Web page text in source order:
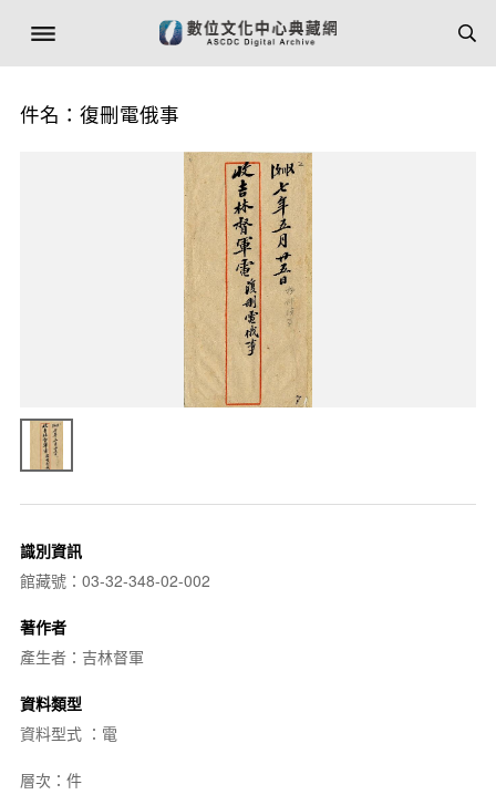
件名：復刪電俄事
識別資訊
館藏號：03-32-348-02-002
著作者
產生者：吉林督軍
資料類型
資料型式 ：電
層次：件